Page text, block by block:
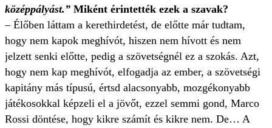
középpályást.” Miként érintették ezek a szavak?
– Élőben láttam a kerethirdetést, de előtte már tudtam,
hogy nem kapok meghívót, hiszen nem hívott és nem
jelzett senki előtte, pedig a szövetségnél ez a szokás. Azt,
hogy nem kap meghívót, elfogadja az ember, a szövetségi
kapitány más típusú, értsd alacsonyabb, mozgékonyabb
játékosokkal képzeli el a jövőt, ezzel semmi gond, Marco
Rossi döntése, hogy kikre számít és kikre nem. De… A